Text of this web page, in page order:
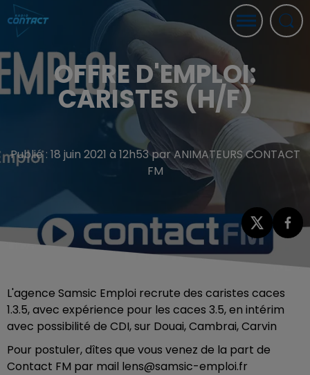
OFFRE D'EMPLOI:
CARISTES (H/F)
Publié : 18 juin 2021 à 12h53 par ANIMATEURS CONTACT
FM
L'agence Samsic Emploi recrute des caristes caces
1.3.5, avec expérience pour les caces 3.5, en intérim
avec possibilité de CDI, sur Douai, Cambrai, Carvin
Pour postuler, dîtes que vous venez de la part de
Contact FM par mail lens@samsic-emploi.fr